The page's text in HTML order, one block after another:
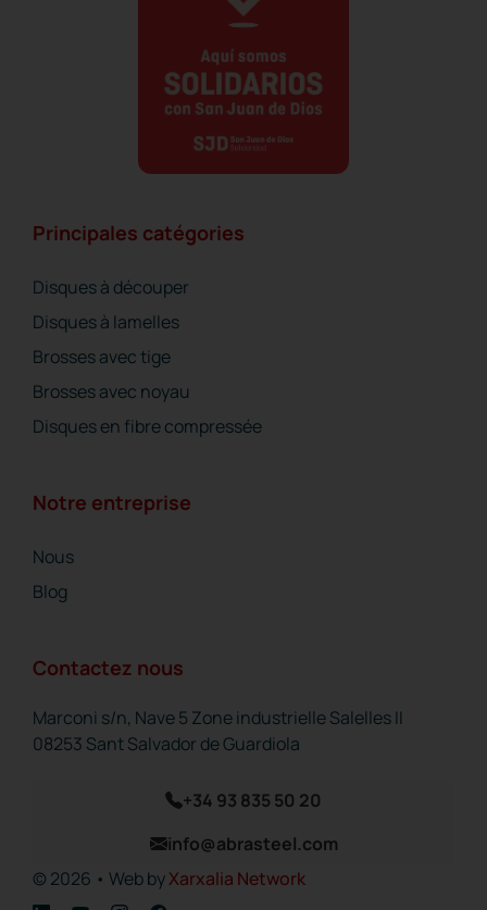
Principales catégories
Disques à découper
Disques à lamelles
Brosses avec tige
Brosses avec noyau
Disques en fibre compressée
Notre entreprise
Nous
Blog
Contactez nous
Marconi s/n, Nave 5 Zone industrielle Salelles II
08253 Sant Salvador de Guardiola
+34 93 835 50 20
info@abrasteel.com
© 2026 • Web byXarxalia Network